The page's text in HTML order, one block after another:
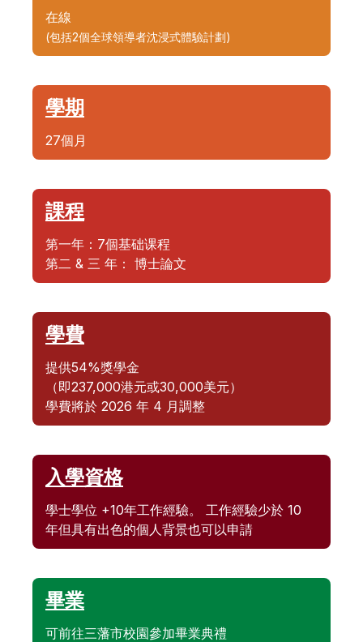
在線
(包括2個全球領導者沈浸式體驗計劃)
學期
27個月
課程
第一年：7個基础课程
第二 & 三 年： 博士論文
學費
提供54%獎學金
（即237,000港元或30,000美元）
學費將於 2026 年 4 月調整
入學資格
學士學位 +10年工作經驗。 工作經驗少於 10
年但具有出色的個人背景也可以申請
畢業
可前往三藩市校園參加畢業典禮